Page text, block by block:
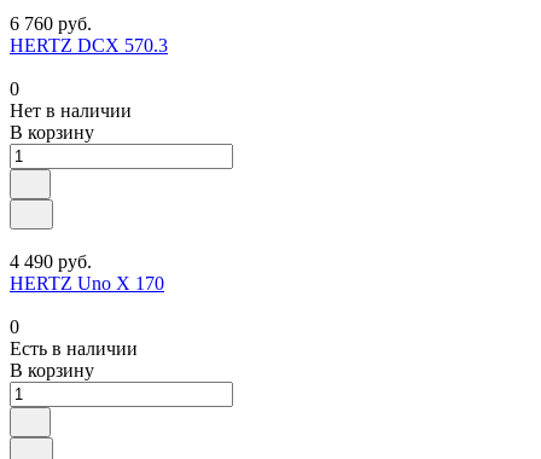
6 760 руб.
HERTZ DCX 570.3
0
Нет в наличии
В корзину
4 490 руб.
HERTZ Uno X 170
0
Есть в наличии
В корзину